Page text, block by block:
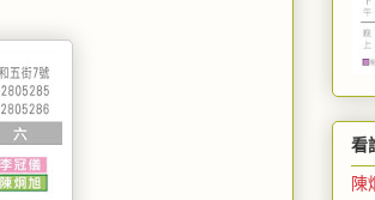
看
陳